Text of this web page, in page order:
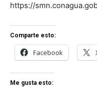
https://
Comparte esto:
Facebook
Me gusta esto: